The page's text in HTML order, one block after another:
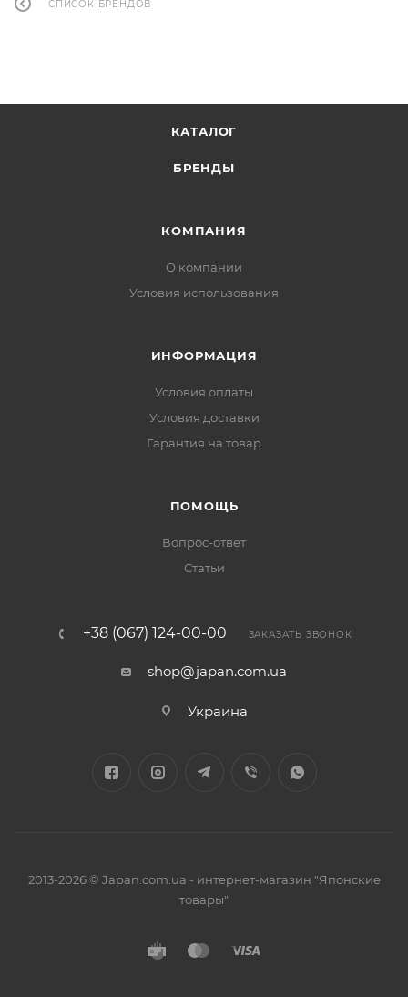
СПИСОК БРЕНДОВ
КАТАЛОГ
БРЕНДЫ
КОМПАНИЯ
О компании
Условия использования
ИНФОРМАЦИЯ
Условия оплаты
Условия доставки
Гарантия на товар
ПОМОЩЬ
Вопрос-ответ
Статьи
+38 (067) 124-00-00 ЗАКАЗАТЬ ЗВОНОК
shop@japan.com.ua
Украина
2013-2026 © Japan.com.ua - интернет-магазин "Японские
товары"